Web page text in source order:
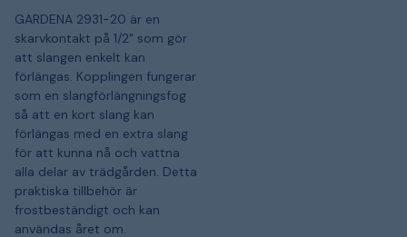
GARDENA 2931-20 är en
skarvkontakt på 1/2" som gör
att slangen enkelt kan
förlängas. Kopplingen fungerar
som en slangförlängningsfog
så att en kort slang kan
förlängas med en extra slang
för att kunna nå och vattna
alla delar av trädgården. Detta
praktiska tillbehör är
frostbeständigt och kan
användas året om.